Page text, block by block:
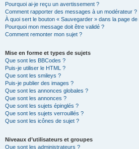
Pourquoi ai-je reçu un avertissement ?
Comment rapporter des messages à un modérateur ?
À quoi sert le bouton « Sauvegarder » dans la page
Pourquoi mon message doit être validé ?
Comment remonter mon sujet ?
Mise en forme et types de sujets
Que sont les BBCodes ?
Puis-je utiliser le HTML ?
Que sont les smileys ?
Puis-je publier des images ?
Que sont les annonces globales ?
Que sont les annonces ?
Que sont les sujets épinglés ?
Que sont les sujets verrouillés ?
Que sont les icônes de sujet ?
Niveaux d’utilisateurs et groupes
Que sont les administrateurs ?